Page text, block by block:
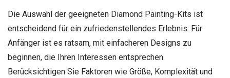
Die Auswahl der geeigneten Diamond Painting-Kits ist
entscheidend für ein zufriedenstellendes Erlebnis. Für
Anfänger ist es ratsam, mit einfacheren Designs zu
beginnen, die Ihren Interessen entsprechen.
Berücksichtigen Sie Faktoren wie Größe, Komplexität und